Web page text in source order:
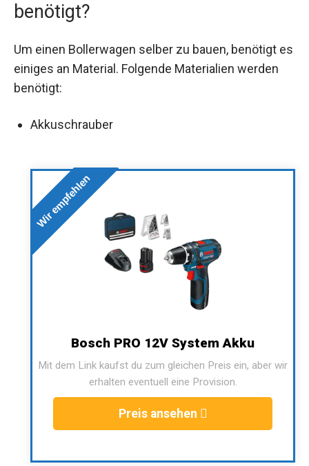
benötigt?
Um einen Bollerwagen selber zu bauen, benötigt es
einiges an Material. Folgende Materialien werden
benötigt:
Akkuschrauber
Wir empfehlen
Bosch PRO 12V System Akku
Mit dem Link kaufst du zum gleichen Preis ein, aber wir
erhalten eventuell eine Provision.
Preis ansehen